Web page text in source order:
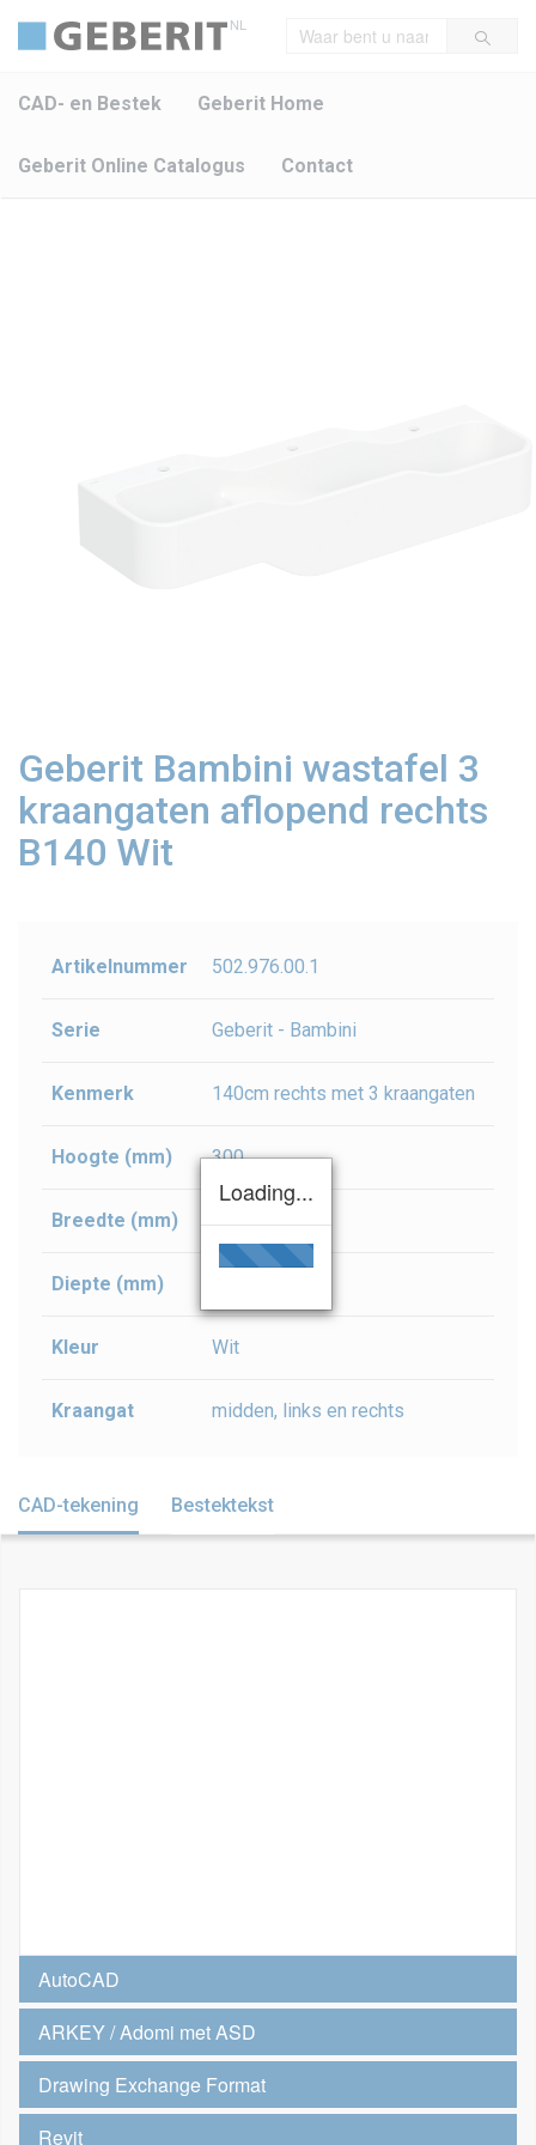
NL
CAD- en Bestek Geberit Home
Geberit Online Catalogus Contact
Geberit Bambini wastafel 3
kraangaten aflopend rechts
B140 Wit
Artikelnummer 502.976.00.1
Serie Geberit - Bambini
Kenmerk 140cm rechts met 3 kraangaten
Hoogte (mm) 300
Breedte (mm) 1400
Diepte (mm)
Kleur Wit
Kraangat midden, links en rechts
CAD-tekening Bestektekst
AutoCAD
ARKEY / Adomi met ASD
Drawing Exchange Format
Revit
Loading...